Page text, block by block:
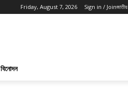
Friday, August 7, 2026 Sign in / Joinজাতীয়
বিনোদন